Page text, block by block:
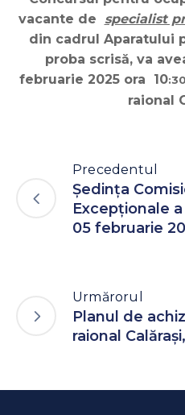
vacante de
specialist
din cadrul Aparatului
proba scrisă, va
februarie 2025 ora 10:30
raional
Precedentul
Ședința
Excepționale
05 februarie
Urmărorul
Planul de
raional